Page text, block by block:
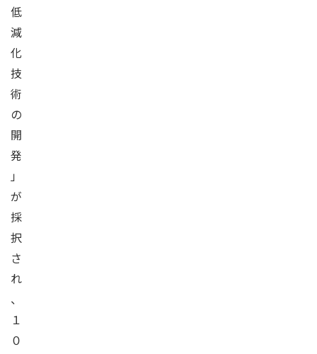
低
減
化
技
術
の
開
発
」
が
採
択
さ
れ
、
１
０